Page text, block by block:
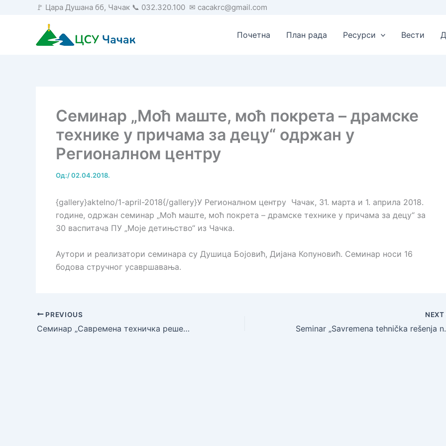
🚩 Цара Душана бб, Чачак 📞 032.320.100 ✉ cacakrc@gmail.com
Почетна План рада Ресурси Вести
Семинар „Моћ маште, моћ покрета – драмске
технике у причама за децу“ одржан у
Регионалном центру
Од:/02.04.2018.
{gallery}aktelno/1-april-2018{/gallery}У Регионалном центру Чачак, 31. марта и 1. априла 2018.
године, одржан семинар „Моћ маште, моћ покрета – драмске технике у причама за децу“ за
30 васпитача ПУ „Моје детињство“ из Чачка.
Аутори и реализатори семинара су Душица Бојовић, Дијана Копуновић. Семинар носи 16
бодова стручног усавршавања.
PREVIOUS
Семинар „Савремена техничка решења на моторним возилима која нису обухваћена наставним планом а присутна су у пракси“ одржан у Регионалном центру
NEXT
Seminar „Savremena